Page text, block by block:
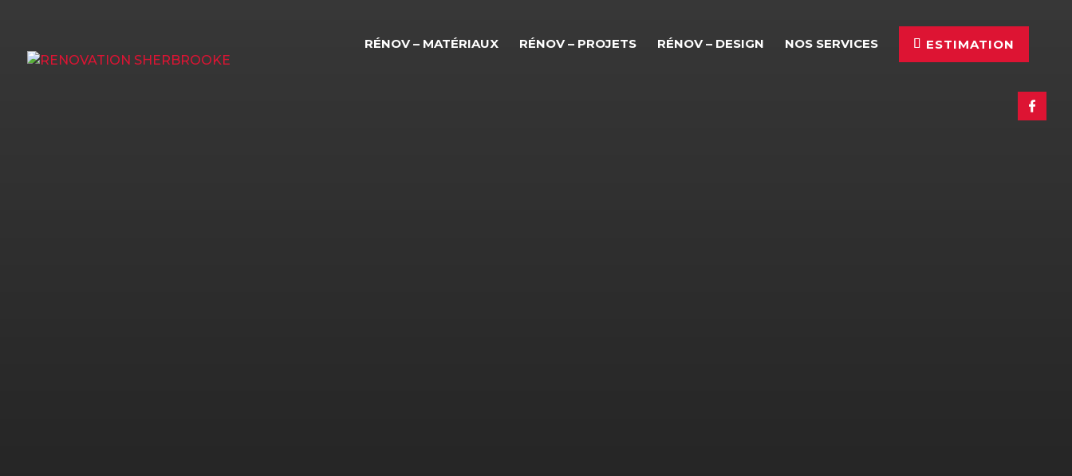
RÉNOV – MATÉRIAUX RÉNOV – PROJETS RÉNOV – DESIGN NOS SERVICES ESTIMATION